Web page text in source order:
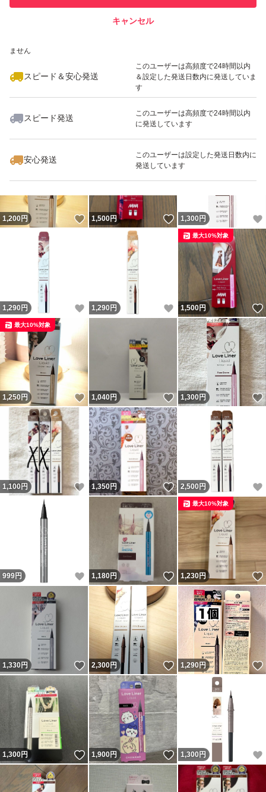
ません
スピード＆安心発送
このユーザーは高頻度で24時間以内
＆設定した発送日数内に発送していま
す
スピード発送
このユーザーは高頻度で24時間以内
に発送しています
安心発送
このユーザーは設定した発送日数内に
発送しています
キャンセル
いいね！
1,250
1,200円 いいね！
1,500円 いいね！
1,300 円
1,290 円 いいね！
1,290 円 いいね！
1,500円
最大10%対象
1,250円 いいね！
最大10%対象
1,040円 いいね！
1,300円
1,100円 いいね！
1,350円 いいね！
2,500 円
999円 いいね！
1,180円 いいね！
1,230円
最大10%対象
1,330円 いいね！
2,300円 いいね！
1,290円
1,300円 いいね！
1,900円 いいね！
1,300 円